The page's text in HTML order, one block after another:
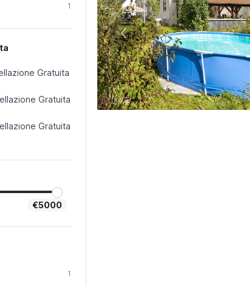
1
Gratuita
Gratuita
Gratuita
€5000
1